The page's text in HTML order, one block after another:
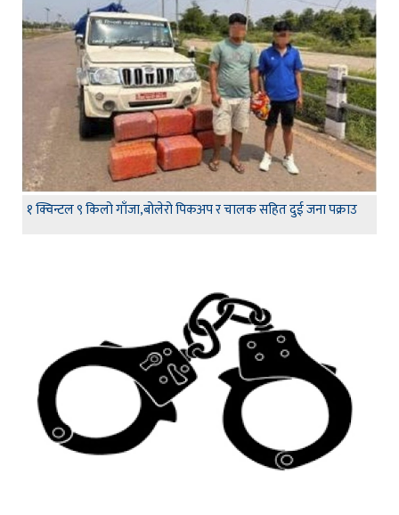
१ क्विन्टल ९ किलो गाँजा,बोलेरो पिकअप र चालक सहित दुई जना पक्राउ